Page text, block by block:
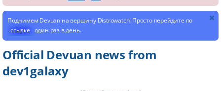
Поднимем Devuan на вершину Distrowatch! Просто перейдите по
ссылке один раз в день.
Official Devuan news from
dev1galaxy